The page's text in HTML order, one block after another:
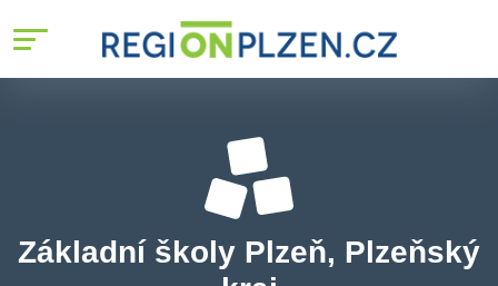
Základní školy Plzeň, Plzeňský